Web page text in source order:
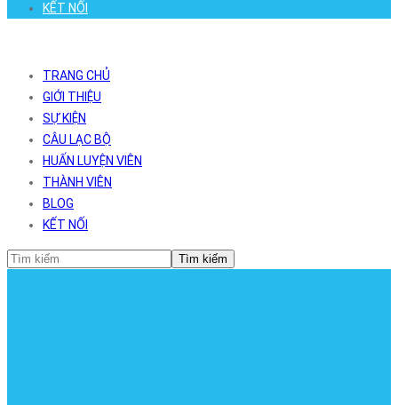
KẾT NỐI
TRANG CHỦ
GIỚI THIỆU
SỰ KIỆN
CÂU LẠC BỘ
HUẤN LUYỆN VIÊN
THÀNH VIÊN
BLOG
KẾT NỐI
Tìm kiếm